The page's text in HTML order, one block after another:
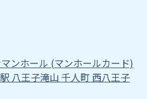
ンホール (マンホールカード)
八王子滝山 千人町 西八王子